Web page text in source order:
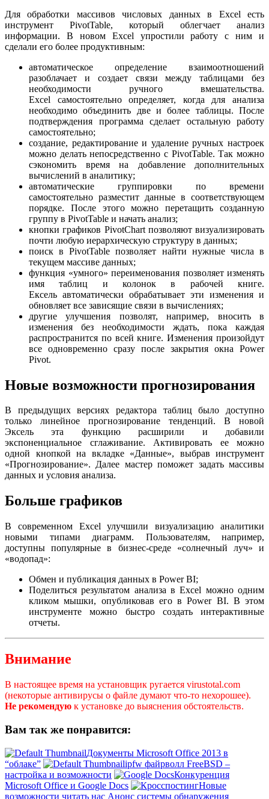
Для обработки массивов числовых данных в Excel есть
инструмент PivotTable, который облегчает анализ
информации. В новом Excel упростили работу с ним и
сделали его более продуктивным:
автоматическое определение взаимоотношений
разоблачает и создает связи между таблицами без
необходимости ручного вмешательства.
Excel самостоятельно определяет, когда для анализа
необходимо объединить две и более таблицы. После
подтверждения программа сделает остальную работу
самостоятельно;
создание, редактирование и удаление ручных настроек
можно делать непосредственно с PivotTable. Так можно
сэкономить время на добавление дополнительных
вычислений в аналитику;
автоматические группировки по времени
самостоятельно разместит данные в соответствующем
порядке. После этого можно перетащить созданную
группу в PivotTable и начать анализ;
кнопки графиков PivotChart позволяют визуализировать
почти любую иерархическую структуру в данных;
поиск в PivotTable позволяет найти нужные числа в
текущем массиве данных;
функция «умного» переименования позволяет изменять
имя таблиц и колонок в рабочей книге.
Ексель автоматически обрабатывает эти изменения и
обновляет все зависящие связи в вычислениях;
другие улучшения позволят, например, вносить в
изменения без необходимости ждать, пока каждая
распространится по всей книге. Изменения произойдут
все одновременно сразу после закрытия окна Power
Pivot.
Новые возможности прогнозирования
В предыдущих версиях редактора таблиц было доступно
только линейное прогнозирование тенденций. В новой
Эксель эта функцию расширили и добавили
экспоненциальное сглаживание. Активировать ее можно
одной кнопкой на вкладке «Данные», выбрав инструмент
«Прогнозирование». Далее мастер поможет задать массивы
данных и условия анализа.
Больше графиков
В современном Excel улучшили визуализацию аналитики
новыми типами диаграмм. Пользователям, например,
доступны популярные в бизнес-среде «солнечный луч» и
«водопад»:
Обмен и публикация данных в Power BI;
Поделиться результатом анализа в Excel можно одним
кликом мышки, опубликовав его в Power BI. В этом
инструменте можно быстро создать интерактивные
отчеты.
Внимание
В настоящее время на установщик ругается virustotal.com
(некоторые антивирусы о файле думают что-то нехорошее).
Не рекомендую к установке до выяснения обстоятельств.
Вам так же понравится:
Документы Microsoft Office 2013 в
“облаке”
ipfw файрволл FreeBSD –
настройка и возможности
Конкуренция
Microsoft Office и Google Docs
Новые
возможности читать нас Анонс системы обнаружения